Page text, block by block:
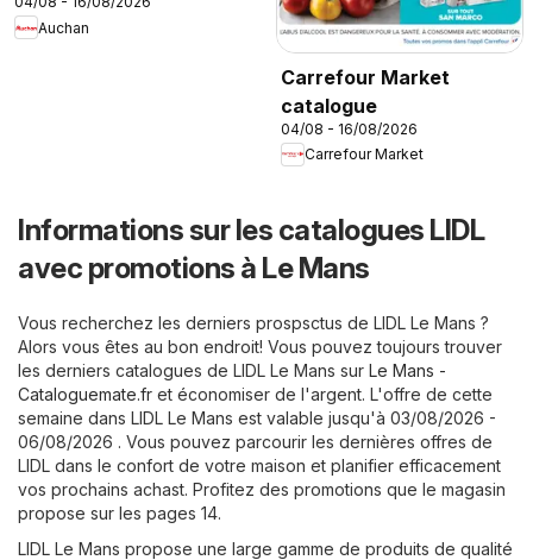
Auchan
Carrefour Market
catalogue
04/08 - 16/08/2026
Carrefour Market
Informations sur les catalogues LIDL
avec promotions à Le Mans
Vous recherchez les derniers prospsctus de LIDL Le Mans ?
Alors vous êtes au bon endroit! Vous pouvez toujours trouver
les derniers catalogues de LIDL Le Mans sur Le Mans -
Cataloguemate.fr et économiser de l'argent. L'offre de cette
semaine dans LIDL Le Mans est valable jusqu'à 03/08/2026 -
06/08/2026 . Vous pouvez parcourir les dernières offres de
LIDL dans le confort de votre maison et planifier efficacement
vos prochains achast. Profitez des promotions que le magasin
propose sur les pages 14.
LIDL Le Mans propose une large gamme de produits de qualité